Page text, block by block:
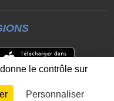
CONNEXION
le contrôle sur
Personnaliser